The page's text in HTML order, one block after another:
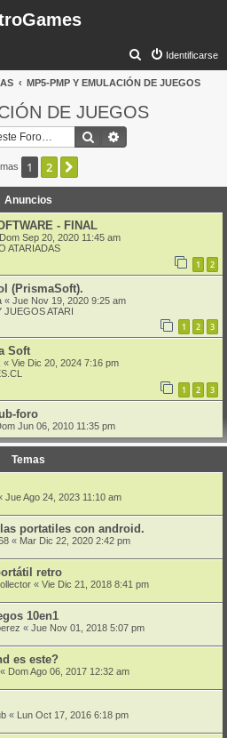
Identificarse
c
MP5-PMP Y EMULACIÓN DE JUEGOS
DE JUEGOS
Buscar
1 2
Anuncios
- FINAL
Dom Sep 20, 2020 11:45 am
ATARIADAS
1 2
(PrismaSoft).
« Jue Nov 19, 2020 9:25 am
JUEGOS ATARI
1 2 3
Soft
« Vie Dic 20, 2024 7:16 pm
1 2 3
foro
Jun 06, 2010 11:35 pm
Temas
Jue Ago 24, 2023 11:10 am
portatiles con android.
« Mar Dic 22, 2020 2:42 pm
retro
« Vie Dic 21, 2018 8:41 pm
10en1
« Jue Nov 01, 2018 5:07 pm
es este?
« Dom Ago 06, 2017 12:32 am
« Lun Oct 17, 2016 6:18 pm